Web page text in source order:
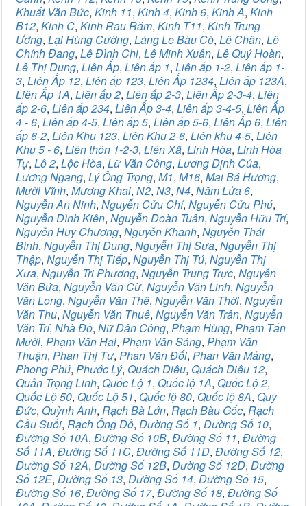
Khuất Văn Bức, Kinh 11, Kinh 4, Kinh 6, Kinh A, Kinh
B12, Kinh C, Kinh Rau Răm, Kinh T11, Kinh Trung
Ương, Lại Hùng Cường, Láng Le Bàu Cò, Lê Chân, Lê
Chính Đang, Lê Đình Chi, Lê Minh Xuân, Lê Quý Hoàn,
Lê Thị Dung, Liên Ấp, Liên ấp 1, Liên ấp 1-2, Liên ấp 1-
3, Liên Ấp 12, Liên ấp 123, Liên Ấp 1234, Liên ấp 123A,
Liên Ấp 1A, Liên ấp 2, Liên ấp 2-3, Liên Ấp 2-3-4, Liên
ấp 2-6, Liên ấp 234, Liên Ấp 3-4, Liên ấp 3-4-5, Liên Ấp
4 - 6, Liên ấp 4-5, Liên ấp 5, Liên ấp 5-6, Liên Ấp 6, Liên
ấp 6-2, Liên Khu 123, Liên Khu 2-6, Liên khu 4-5, Liên
Khu 5 - 6, Liên thôn 1-2-3, Liên Xã, Linh Hòa, Linh Hòa
Tự, Lô 2, Lộc Hòa, Lữ Văn Công, Lương Định Của,
Lương Ngang, Lý Ông Trọng, M1, M16, Mai Bá Hương,
Mười Vĩnh, Mương Khai, N2, N3, N4, Năm Lửa 6,
Nguyễn An Ninh, Nguyễn Cửu Chí, Nguyễn Cửu Phú,
Nguyễn Đình Kiên, Nguyễn Đoàn Tuân, Nguyễn Hữu Trí,
Nguyễn Huy Chương, Nguyễn Khanh, Nguyễn Thái
Bình, Nguyễn Thị Dung, Nguyễn Thị Sưa, Nguyễn Thị
Thập, Nguyễn Thị Tiếp, Nguyễn Thị Tú, Nguyễn Thị
Xưa, Nguyễn Tri Phương, Nguyễn Trung Trực, Nguyễn
Văn Bứa, Nguyễn Văn Cừ, Nguyễn Văn Linh, Nguyễn
Văn Long, Nguyễn Văn Thê, Nguyễn Văn Thời, Nguyễn
Văn Thu, Nguyễn Văn Thuê, Nguyễn Văn Trân, Nguyễn
Văn Trí, Nhà Đồ, Nữ Dân Công, Phạm Hùng, Phạm Tấn
Mười, Phạm Văn Hai, Phạm Văn Sáng, Phạm Văn
Thuận, Phan Thị Tư, Phan Văn Đối, Phan Văn Mảng,
Phong Phú, Phước Lý, Quách Điêu, Quách Điêu 12,
Quản Trọng Linh, Quốc Lộ 1, Quốc lộ 1A, Quốc Lộ 2,
Quốc Lộ 50, Quốc Lộ 51, Quốc lộ 80, Quốc lộ 8A, Quy
Đức, Quỳnh Anh, Rạch Bà Lớn, Rạch Bàu Gốc, Rạch
Cầu Suối, Rạch Ông Đồ, Đường Số 1, Đường Số 10,
Đường Số 10A, Đường Số 10B, Đường Số 11, Đường
Số 11A, Đường Số 11C, Đường Số 11D, Đường Số 12,
Đường Số 12A, Đường Số 12B, Đường Số 12D, Đường
Số 12E, Đường Số 13, Đường Số 14, Đường Số 15,
Đường Số 16, Đường Số 17, Đường Số 18, Đường Số